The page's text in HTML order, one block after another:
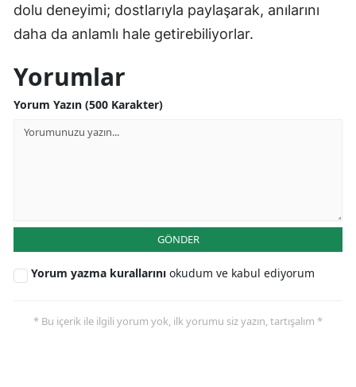
dolu deneyimi; dostlarıyla paylaşarak, anılarını
daha da anlamlı hale getirebiliyorlar.
Yorumlar
Yorum Yazın (500 Karakter)
GÖNDER
Yorum yazma kurallarını okudum ve kabul ediyorum
* Bu içerik ile ilgili yorum yok, ilk yorumu siz yazın, tartışalım *